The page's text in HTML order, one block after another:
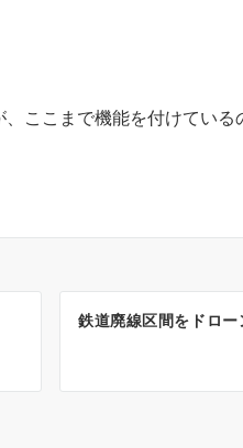
ここまで機能を付けている
鉄道廃線区間をドロー